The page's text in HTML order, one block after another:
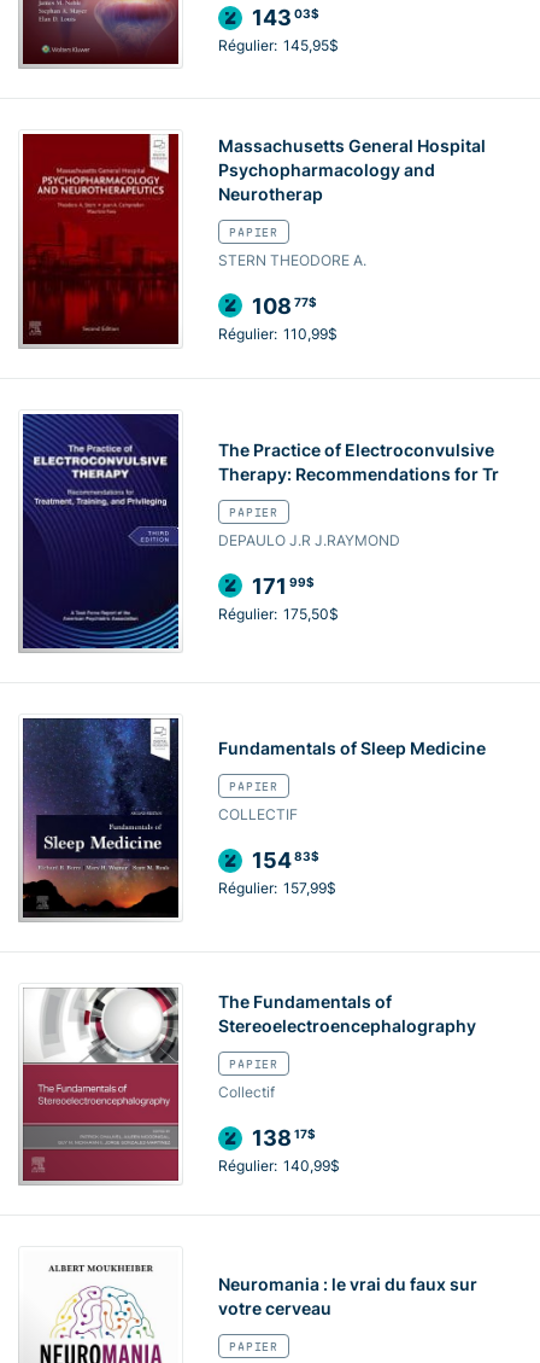
143 03$
Régulier: 145,95$
Massachusetts General Hospital
Psychopharmacology and
Neurotherap
PAPIER
STERN THEODORE A.
108 77$
Régulier: 110,99$
The Practice of Electroconvulsive
Therapy: Recommendations for Tr
PAPIER
DEPAULO J.R J.RAYMOND
171 99$
Régulier: 175,50$
Fundamentals of Sleep Medicine
PAPIER
COLLECTIF
15483$
Régulier: 157,99$
The Fundamentals of
Stereoelectroencephalography
PAPIER
Collectif
138 17$
Régulier: 140,99$
Neuromania : le vrai du faux sur
votre cerveau
PAPIER